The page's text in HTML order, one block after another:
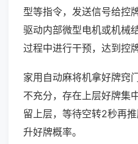
型等指令，发送信号给控
驱动内部微型电机或机械
过程中进行干预，达到控
家用自动麻将机拿好牌窍
不充分，存在上层好牌集
留上层，等待空转2秒再
升好牌概率。